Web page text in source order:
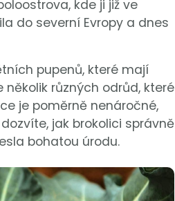
kde ji již ve
do severní Evropy a dnes
pupenů, které mají
různých odrůd, které
je poměrně nenáročné,
jak brokolici správně
bohatou úrodu.